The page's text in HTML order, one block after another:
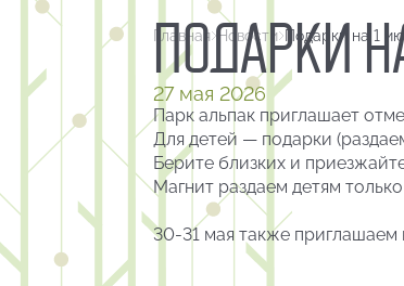
Главная Новости Подарки на 1
ПОДАРКИ
27 мая 2026
Парк альпак приглашает
Для детей — подарки
Берите близких и
Магнит раздаем детям
30-31 мая также приглашаем